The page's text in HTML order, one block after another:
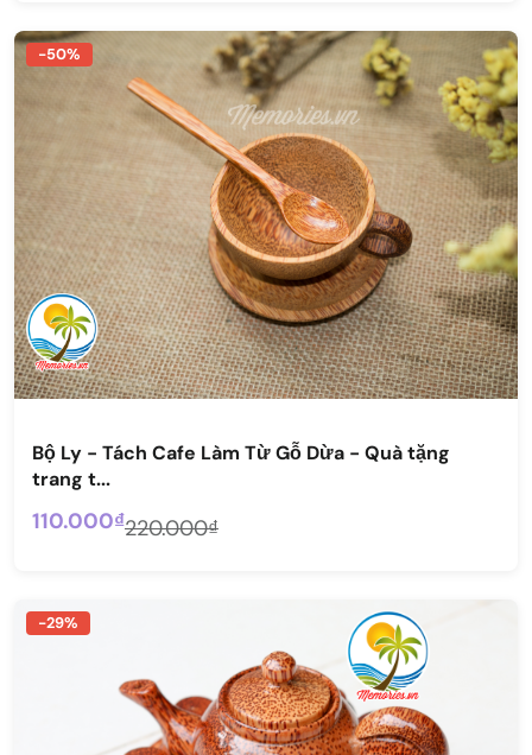
-50%
Bộ Ly - Tách Cafe Làm Từ Gỗ Dừa - Quà tặng
trang t...
110.000₫220.000₫
-29%